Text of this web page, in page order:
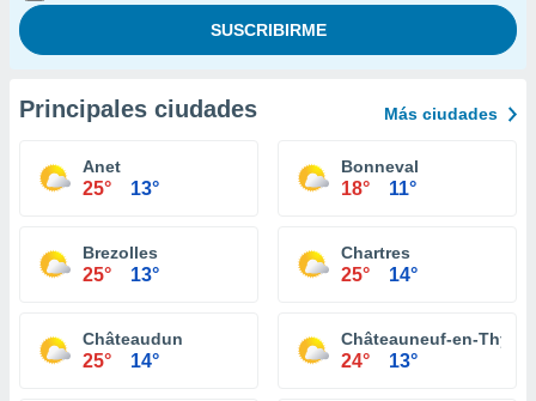
Principales ciudades Más ciudades
Anet
25° 13°
Bonneval
18° 11°
Brezolles
25° 13°
Chartres
25° 14°
Châteaudun
25° 14°
Châteauneuf-en-
24° 13°